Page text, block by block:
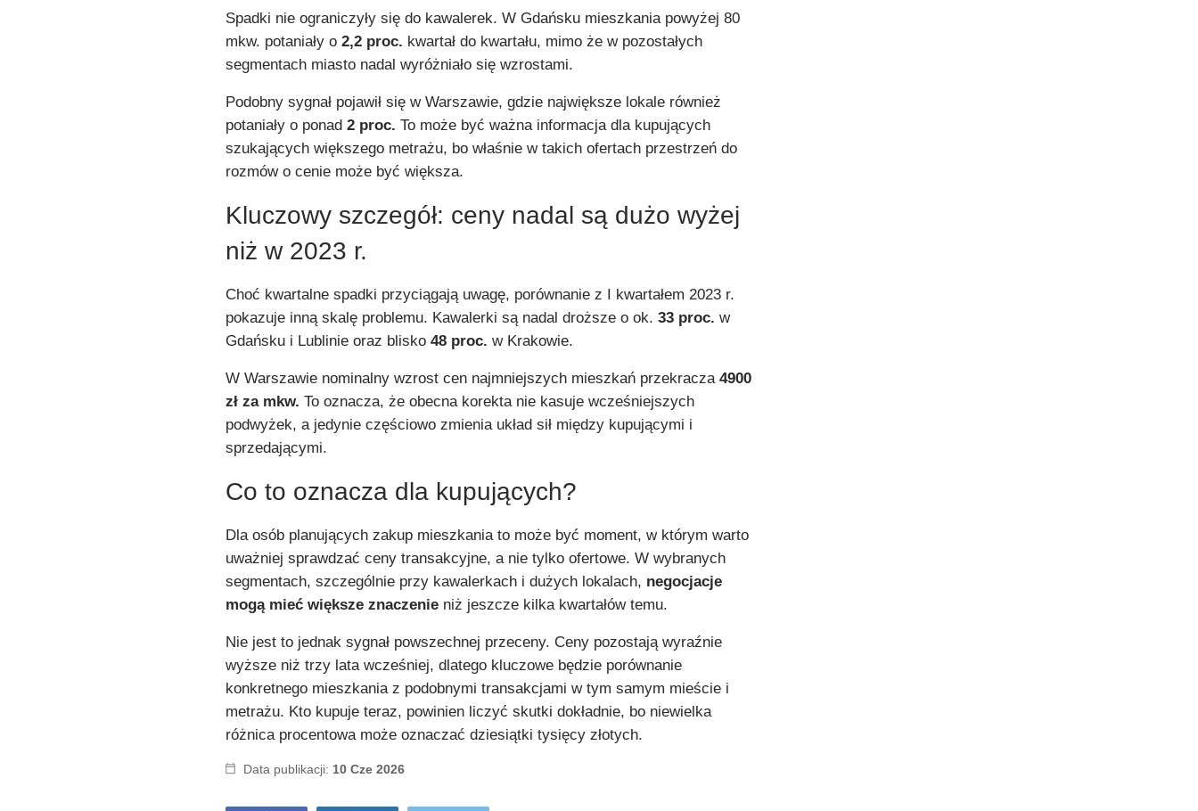
Spadki nie ograniczyły się do kawalerek. W Gdańsku mieszkania powyżej 80
mkw. potaniały o2,2 proc. kwartał do kwartału, mimo że w pozostałych
segmentach miasto nadal wyróżniało się wzrostami.
Podobny sygnał pojawił się w Warszawie, gdzie największe lokale również
potaniały o ponad2 proc. To może być ważna informacja dla kupujących
szukających większego metrażu, bo właśnie w takich ofertach przestrzeń do
rozmów o cenie może być większa.
Kluczowy szczegół: ceny nadal są dużo wyżej
niż w 2023 r.
Choć kwartalne spadki przyciągają uwagę, porównanie z I kwartałem 2023 r.
pokazuje inną skalę problemu. Kawalerki są nadal droższe o ok.33 proc. w
Gdańsku i Lublinie oraz blisko48 proc. w Krakowie.
W Warszawie nominalny wzrost cen najmniejszych mieszkań przekracza4900
zł za mkw. To oznacza, że obecna korekta nie kasuje wcześniejszych
podwyżek, a jedynie częściowo zmienia układ sił między kupującymi i
sprzedającymi.
Co to oznacza dla kupujących?
Dla osób planujących zakup mieszkania to może być moment, w którym warto
uważniej sprawdzać ceny transakcyjne, a nie tylko ofertowe. W wybranych
segmentach, szczególnie przy kawalerkach i dużych lokalach, negocjacje
mogą mieć większe znaczenie niż jeszcze kilka kwartałów temu.
Nie jest to jednak sygnał powszechnej przeceny. Ceny pozostają wyraźnie
wyższe niż trzy lata wcześniej, dlatego kluczowe będzie porównanie
konkretnego mieszkania z podobnymi transakcjami w tym samym mieście i
metrażu. Kto kupuje teraz, powinien liczyć skutki dokładnie, bo niewielka
różnica procentowa może oznaczać dziesiątki tysięcy złotych.
Data publikacji: 10 Cze 2026